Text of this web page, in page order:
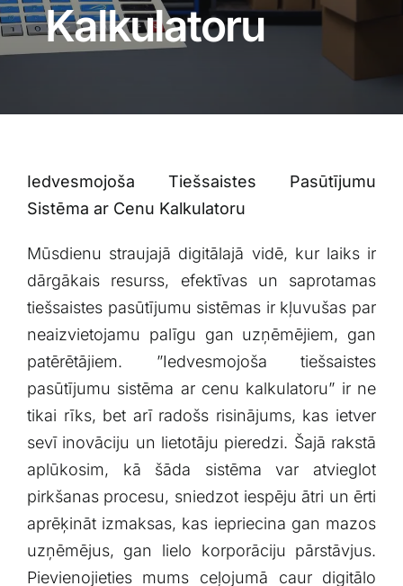
Blogs
Par mums
Vakances
BUJ
Kontakti
Klientu portāls
English
Kalkulatoru
Iedvesmojoša ⁣Tiešsaistes Pasūtījumu
Sistēma ar Cenu Kalkulatoru
Mūsdienu‌ straujajā digitālajā vidē, ⁢kur laiks ir
dārgākais resurss, efektīvas un saprotamas
tiešsaistes pasūtījumu sistēmas ir kļuvušas par
neaizvietojamu palīgu gan uzņēmējiem, gan
patērētājiem. ⁤”Iedvesmojoša tiešsaistes
pasūtījumu‌ sistēma ar cenu kalkulatoru” ir ne
tikai rīks, bet ‌arī radošs risinājums, kas ietver
sevī inovāciju un lietotāju pieredzi. Šajā rakstā
aplūkosim, kā šāda sistēma var atvieglot
pirkšanas‍ procesu, sniedzot iespēju ātri un ērti
aprēķināt izmaksas, kas iepriecina gan ‍mazos
uzņēmējus, gan lielo korporāciju pārstāvjus.
Pievienojieties mums ceļojumā caur digitālo